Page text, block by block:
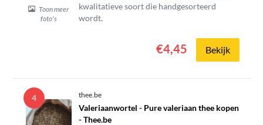
Toon meer
foto's
kwalitatieve soort die handgesorteerd
wordt.
€4,45 Bekijk
4 thee.be
Valeriaanwortel - Pure valeriaan thee kopen
- Thee.be